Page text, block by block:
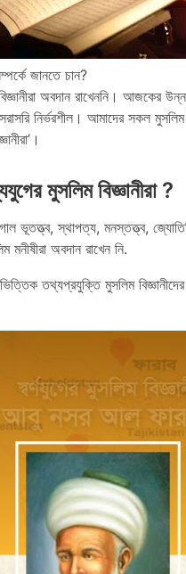
জানতে চান?
অবদান রাখেননি। আজকের
নির্ভরশীল। আমাদের সকল
মুসলিম বিজ্ঞানীরা ?
ভূতত্ত্ব, স্থাপত্য, মনস্তত্ত্ব,
মনীষীরা অবদান রাখেন নি.
তথ্যপ্রযুক্তি মুসলিম